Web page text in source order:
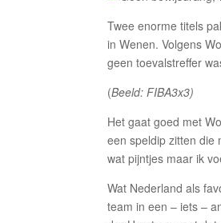
Twee enorme titels
in Wenen. Volgens
geen toevalstreffer
(Beeld: FIBA3x3)
Het gaat goed met
een speldip zitten die
wat pijntjes maar ik
Wat Nederland als
team in een – iets –